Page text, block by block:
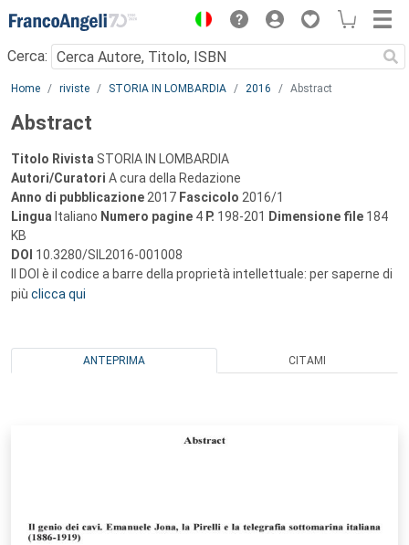
Menu
Cerca:
Main content
Home riviste STORIA IN LOMBARDIA 2016 Abstract
Abstract
Titolo Rivista STORIA IN LOMBARDIA
Autori/Curatori A cura della Redazione
Anno di pubblicazione 2017 Fascicolo 2016/1
Lingua Italiano Numero pagine 4 P. 198-201 Dimensione file 184
KB
DOI 10.3280/SIL2016-001008
Il DOI è il codice a barre della proprietà intellettuale: per saperne di
più clicca qui
ANTEPRIMA CITAMI